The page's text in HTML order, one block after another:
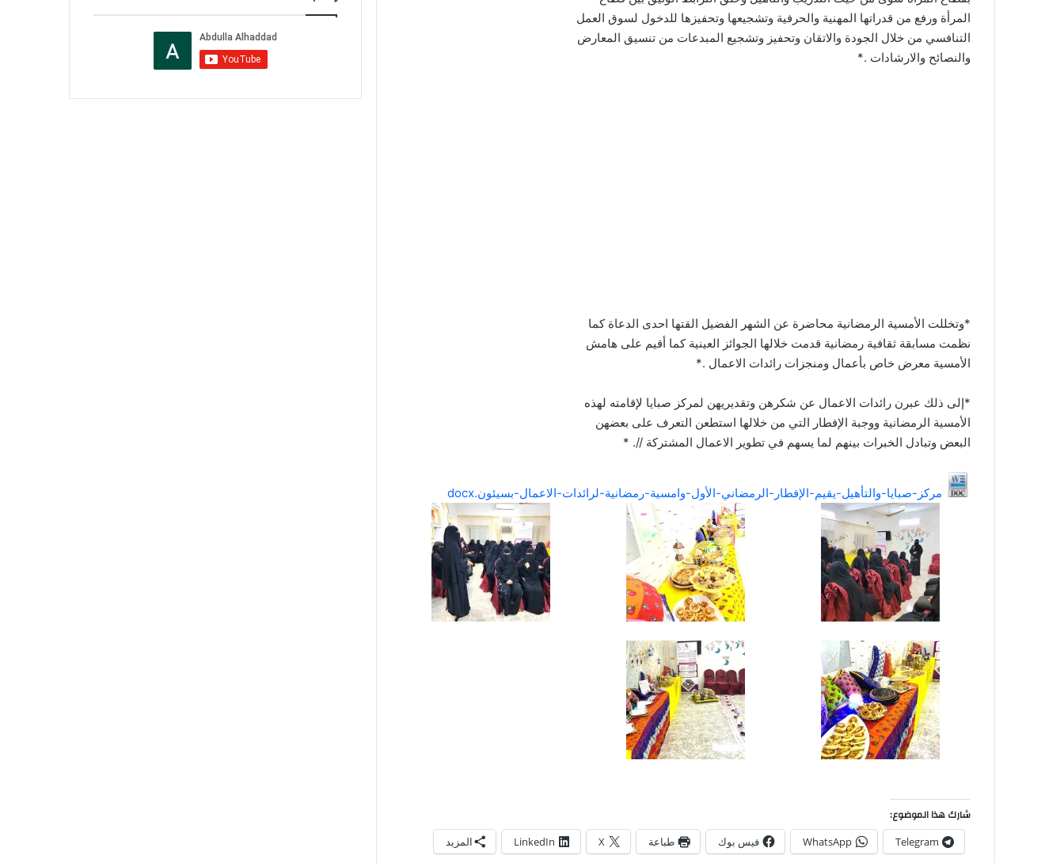
المرأة ورفع من قدراتها المهنية والحرفية وتشجيعها وتحفيزها للدخول لسوق العمل
التنافسي من خلال الجودة والاتقان وتحفيز وتشجيع المبدعات من تنسيق المعارض
والنصائح والارشادات .*
*وتخللت الأمسية الرمضانية محاضرة عن الشهر الفضيل القتها احدى الدعاة كما
نظمت مسابقة ثقافية رمضانية قدمت خلالها الجوائز العينية كما أقيم على هامش
الأمسية معرض خاص بأعمال ومنجزات رائدات الاعمال .*
*إلى ذلك عبرن رائدات الاعمال عن شكرهن وتقديريهن لمركز صبايا لإقامته لهذه
الأمسية الرمضانية ووجبة الإفطار التي من خلالها استطعن التعرف على بعضهن
البعض وتبادل الخبرات بينهم لما يسهم في تطوير الاعمال المشتركة //. *
مركز-صبايا-والتأهيل-يقيم-الإفطار-الرمضاني-الأول-وامسية-رمضانية-لرائدات-الاعمال-بسيئون.docx
شارك هذا الموضوع:
Telegram
WhatsApp فيس بوك طباعة X
LinkedIn المزيد